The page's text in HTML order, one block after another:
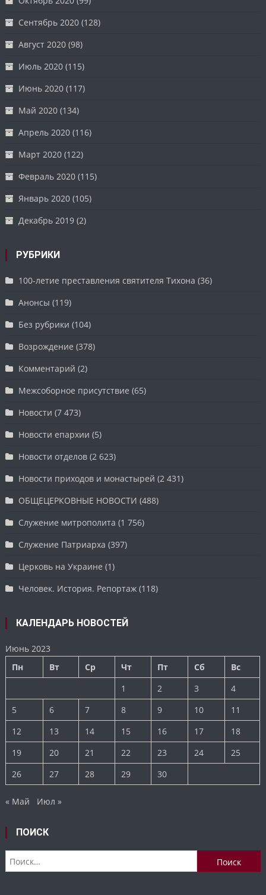
Сентябрь 2020 (128)
Август 2020 (98)
Июль 2020 (115)
Июнь 2020 (117)
Май 2020 (134)
Апрель 2020 (116)
Март 2020 (122)
Февраль 2020 (115)
Январь 2020 (105)
Декабрь 2019 (2)
РУБРИКИ
100-летие преставления святителя Тихона (36)
Анонсы (119)
Без рубрики (104)
Возрождение (378)
Комментарий (2)
Межсоборное присутствие (65)
Новости (7 473)
Новости епархии (5)
Новости отделов (2 623)
Новости приходов и монастырей (2 431)
ОБЩЕЦЕРКОВНЫЕ НОВОСТИ (488)
Служение митрополита (1 756)
Служение Патриарха (397)
Церковь на Украине (1)
Человек. История. Репортаж (118)
КАЛЕНДАРЬ НОВОСТЕЙ
Июнь 2023
Пн
Вт Ср Чт Пт Сб
Вс
1
2 3
4
5
6 7 8 9 10
11
12
13 14 15 16 17
18
19
20 21 22 23 24
25
26
27 28 29 30
« Май Июл »
ПОИСК
Найти: